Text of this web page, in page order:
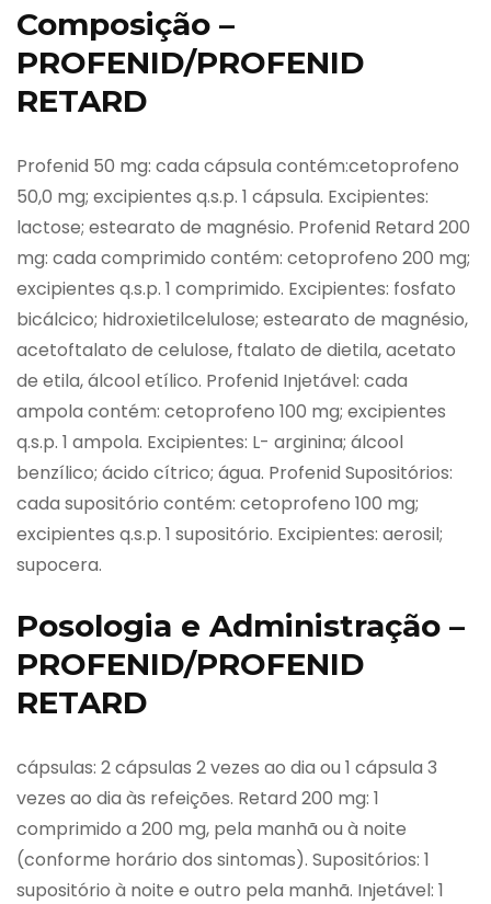
Composição –
PROFENID/PROFENID
RETARD
Profenid 50 mg: cada cápsula contém:cetoprofeno
50,0 mg; excipientes q.s.p. 1 cápsula. Excipientes:
lactose; estearato de magnésio. Profenid Retard 200
mg: cada comprimido contém: cetoprofeno 200 mg;
excipientes q.s.p. 1 comprimido. Excipientes: fosfato
bicálcico; hidroxietilcelulose; estearato de magnésio,
acetoftalato de celulose, ftalato de dietila, acetato
de etila, álcool etílico. Profenid Injetável: cada
ampola contém: cetoprofeno 100 mg; excipientes
q.s.p. 1 ampola. Excipientes: L- arginina; álcool
benzílico; ácido cítrico; água. Profenid Supositórios:
cada supositório contém: cetoprofeno 100 mg;
excipientes q.s.p. 1 supositório. Excipientes: aerosil;
supocera.
Posologia e Administração –
PROFENID/PROFENID
RETARD
cápsulas: 2 cápsulas 2 vezes ao dia ou 1 cápsula 3
vezes ao dia às refeições. Retard 200 mg: 1
comprimido a 200 mg, pela manhã ou à noite
(conforme horário dos sintomas). Supositórios: 1
supositório à noite e outro pela manhã. Injetável: 1